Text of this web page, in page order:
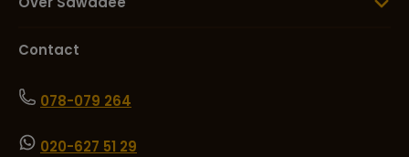
Contact
078-079 264
020-627 51 29